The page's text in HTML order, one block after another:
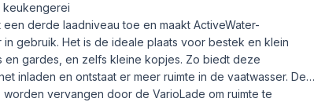
keukengerei
derde laadniveau toe en maakt ActiveWater-
gebruik. Het is de ideale plaats voor bestek en klein
gardes, en zelfs kleine kopjes. Zo biedt deze
inladen en ontstaat er meer ruimte in de vaatwasser. De
vervangen door de VarioLade om ruimte te